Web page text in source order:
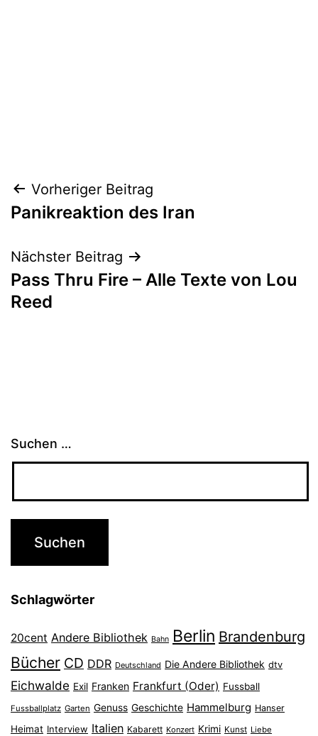
Beitragsnavigation
Vorheriger Beitrag
Panikreaktion des Iran
Nächster Beitrag
Pass Thru Fire – Alle Texte von Lou
Reed
Suchen …
Schlagwörter
20cent Andere Bibliothek Bahn Berlin Brandenburg
Bücher CD DDR Deutschland Die Andere Bibliothek dtv
Eichwalde Exil Franken Frankfurt (Oder) Fussball
Fussballplatz Garten Genuss Geschichte Hammelburg Hanser
Heimat Interview Italien Kabarett Konzert Krimi Kunst Liebe